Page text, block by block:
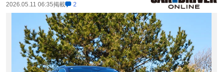
2026.05.11 06:35掲載 2